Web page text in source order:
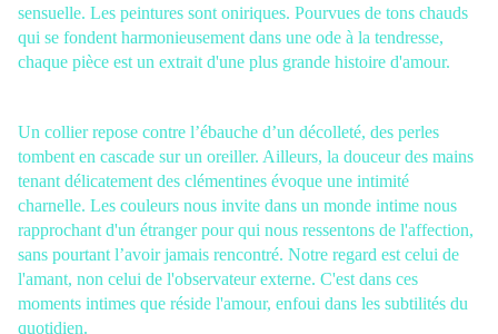
sensuelle. Les peintures sont oniriques. Pourvues de tons chauds
qui se fondent harmonieusement dans une ode à la tendresse,
chaque pièce est un extrait d'une plus grande histoire d'amour.
Un collier repose contre l’ébauche d’un décolleté, des perles
tombent en cascade sur un oreiller. Ailleurs, la douceur des mains
tenant délicatement des clémentines évoque une intimité
charnelle. Les couleurs nous invite dans un monde intime nous
rapprochant d'un étranger pour qui nous ressentons de l'affection,
sans pourtant l’avoir jamais rencontré. Notre regard est celui de
l'amant, non celui de l'observateur externe. C'est dans ces
moments intimes que réside l'amour, enfoui dans les subtilités du
quotidien.